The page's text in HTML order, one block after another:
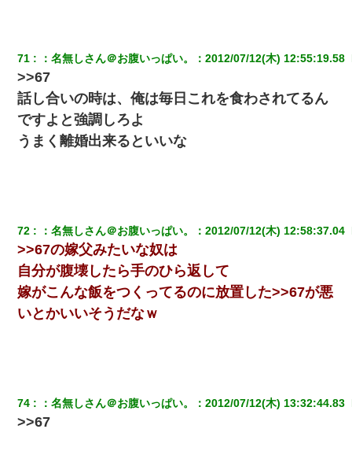
「リフォーム費用を負担しろ！」「金の管理は私達がする！」と
浅ましくも集りにきた。
書店「息子さんが万引きしました」私「はっ？(息子目の前にいる
し…)うちの子ではないので迎えに行きません」→息子を名乗って
た人物の正体が判明するも・・・
で両親に全部話した。
【衝撃】職場に入って来た綺麗な新人さんに職場を案内すること
に → 新人「ドンッ！」私「！？」→ 突然、突き飛ばされて左手
の甲を踏みつけられて…
中途採用のAが部長から呼び出された。Aはヘラヘラと部屋に入っ
71 ：名無しさん＠お腹いっぱい。 ：2012/07/12(木) 12:55:19.58
>>67
話し合いの時は、俺は毎日これを食わされてるん
ですよと強調しろよ
うまく離婚出来るといいな
72 ：名無しさん＠お腹いっぱい。 ：2012/07/12(木) 12:58:37.04
>>67の嫁父みたいな奴は
自分が腹壊したら手のひら返して
嫁がこんな飯をつくってるのに放置した>>67が悪
いとかいいそうだなｗ
74 ：名無しさん＠お腹いっぱい。 ：2012/07/12(木) 13:32:44.83
>>67